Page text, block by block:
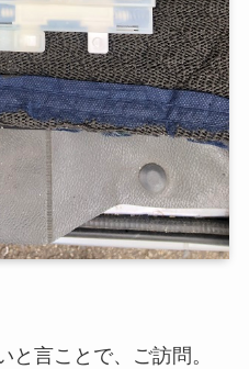
と言ことで、ご訪問。